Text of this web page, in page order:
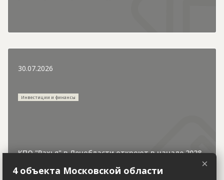
30.07.2026
Инвестиции и финансы
КПО "Рахья" в Ленобласти откроют в начале 2028
×
4 объекта Московской области